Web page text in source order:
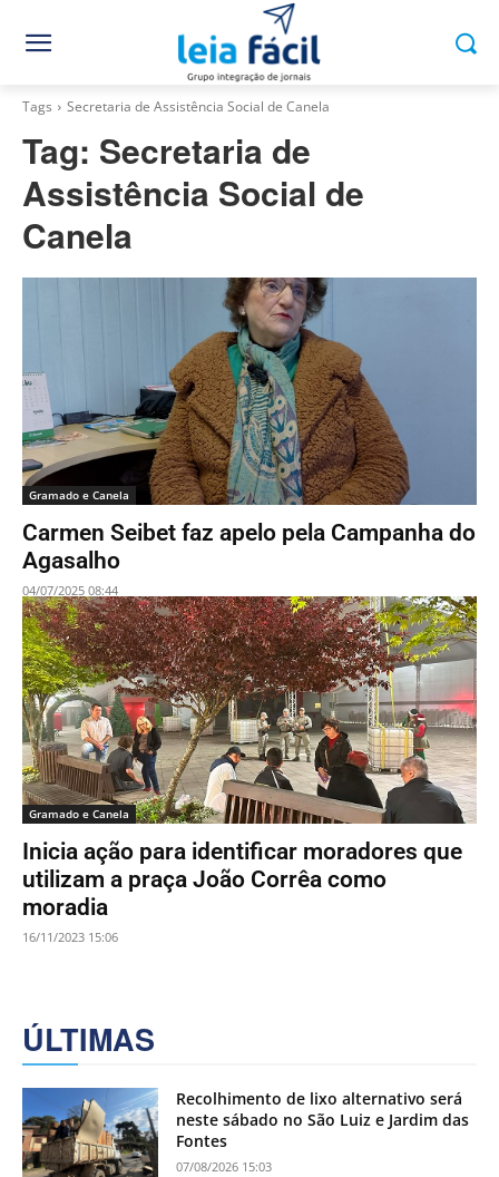
Tags Secretaria de Assistência Social de Canela
Tag: Secretaria de
Assistência Social de
Canela
Gramado e Canela
Carmen Seibet faz apelo pela Campanha do
Agasalho
04/07/2025 08:44
Gramado e Canela
Inicia ação para identificar moradores que
utilizam a praça João Corrêa como
moradia
16/11/2023 15:06
ÚLTIMAS
Recolhimento de lixo alternativo será
neste sábado no São Luiz e Jardim das
Fontes
07/08/2026 15:03